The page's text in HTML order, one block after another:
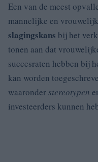
Een van de meest
mannelijke en
slagingskans bij het
tonen aan dat
succesraten hebben bij
kan worden
waaronderstereotypen
investeerders kunnen